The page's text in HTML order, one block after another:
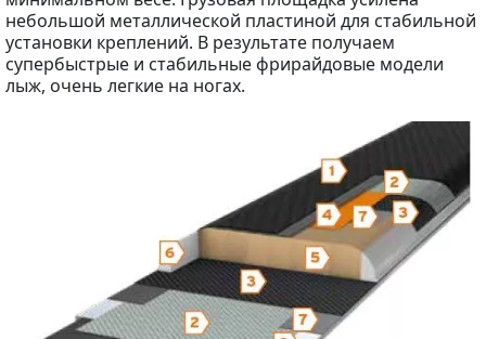
небольшой металлической пластиной для стабильной
установки креплений. В результате получаем
супербыстрые и стабильные фрирайдовые модели
лыж, очень легкие на ногах.